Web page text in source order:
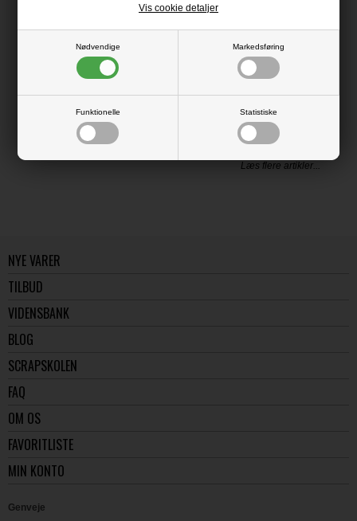
Nødvendige Markedsføring
Funktionelle Statistiske
Vis cookie detaljer
A5-format - ca. 21 x 15 cm
LÆS OG BLIV INSPIRERET
Læs flere artikler...
NYE VARER
TILBUD
VIDENSBANK
BLOG
SCRAPSKOLEN
FAQ
OM OS
FAVORITLISTE
MIN KONTO
Genveje